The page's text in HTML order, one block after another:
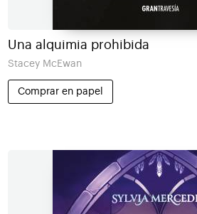
Una alquimia prohibida
Stacey McEwan
Comprar en papel